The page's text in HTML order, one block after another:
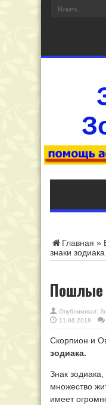
Главная »
знаки зодиака
Пошлые
Опубликовал:
11.06.2018
Скорпион и
зодиака.
Знак
множество
имеет